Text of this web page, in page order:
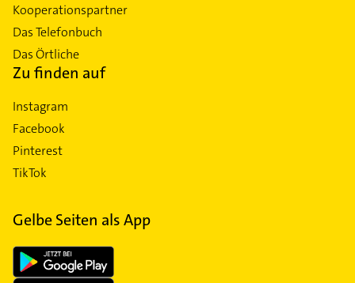
Kooperationspartner
Das Telefonbuch
Das Örtliche
Zu finden auf
Instagram
Facebook
Pinterest
TikTok
Gelbe Seiten als App